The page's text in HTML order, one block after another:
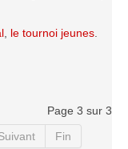
le tournoi jeunes
Page 3 sur 3
Fin